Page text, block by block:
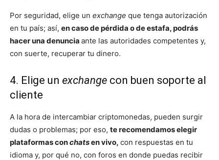
Por seguridad, elige un exchange que tenga autorización
en tu país; así, en caso de pérdida o de estafa, podrás
hacer una denuncia ante las autoridades competentes y,
con suerte, recuperar tu dinero.
4. Elige un exchange con buen soporte al
cliente
A la hora de intercambiar criptomonedas, pueden surgir
dudas o problemas; por eso, te recomendamos elegir
plataformas conchatsen vivo, con respuestas en tu
idioma y, por qué no, con foros en donde puedas recibir